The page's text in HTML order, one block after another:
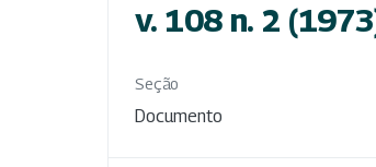
v. 108 n. 2
Seção
Documento